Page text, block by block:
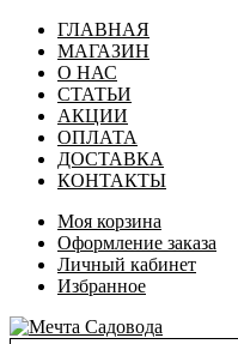
ГЛАВНАЯ
МАГАЗИН
О НАС
СТАТЬИ
АКЦИИ
ОПЛАТА
ДОСТАВКА
КОНТАКТЫ
Моя корзина
Оформление заказа
Личный кабинет
Избранное